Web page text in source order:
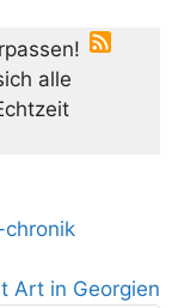
alle
Art in Georgien